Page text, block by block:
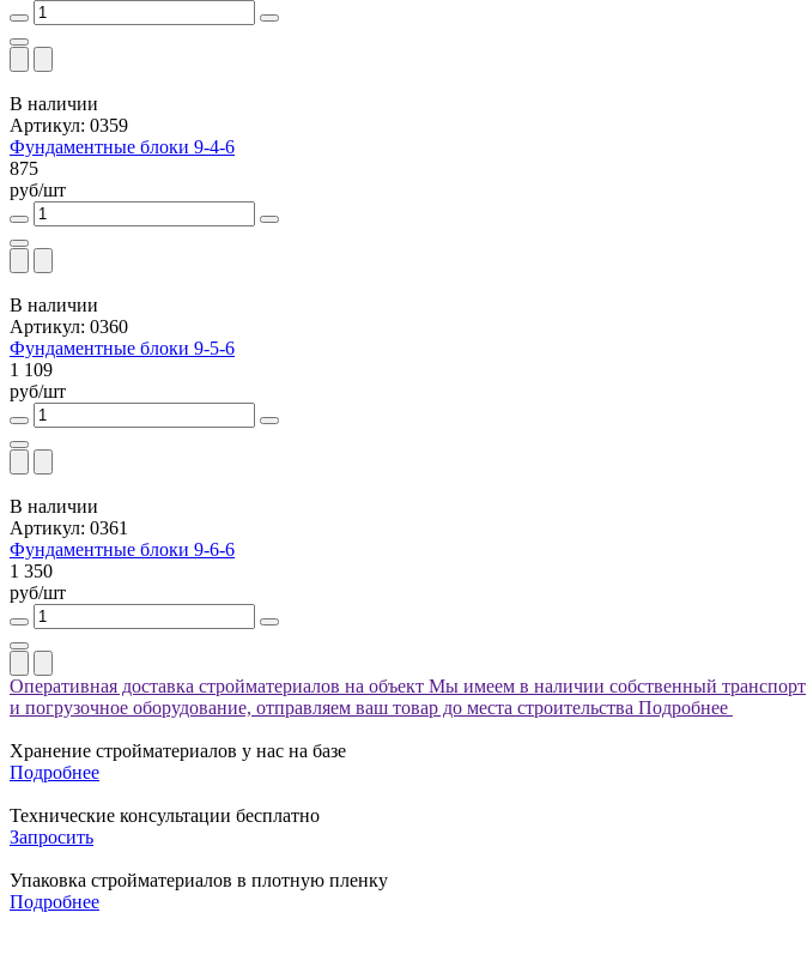
В наличии
Артикул: 0359
Фундаментные блоки 9-4-6
875
руб/шт
В наличии
Артикул: 0360
Фундаментные блоки 9-5-6
1 109
руб/шт
В наличии
Артикул: 0361
Фундаментные блоки 9-6-6
1 350
руб/шт
Оперативная доставка стройматериалов на объект Мы имеем в наличии собственный транспорт
и погрузочное оборудование, отправляем ваш товар до места строительства Подробнее
Хранение стройматериалов у нас на базе
Подробнее
Технические консультации бесплатно
Запросить
Упаковка стройматериалов в плотную пленку
Подробнее